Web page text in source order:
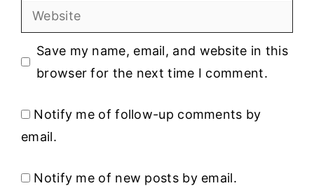
Website
Save my name, email, and website in this
browser for the next time I comment.
Notify me of follow-up comments by
email.
Notify me of new posts by email.